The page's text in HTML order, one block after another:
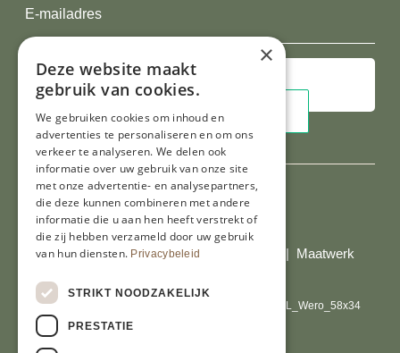
E-
Al onze prijzen zijn incl. BTW
© Copyright 2026 Limburgs Bakwinkeltje | Maatwerk
×
Deze website maakt
gebruik van cookies.
We gebruiken cookies om inhoud en
advertenties te personaliseren en om ons
verkeer te analyseren. We delen ook
informatie over uw gebruik van onze site
met onze advertentie- en analysepartners,
die deze kunnen combineren met andere
informatie die u aan hen heeft verstrekt of
die zij hebben verzameld door uw gebruik
van hun diensten. Privacybeleid
STRIKT NOODZAKELIJK
PRESTATIE